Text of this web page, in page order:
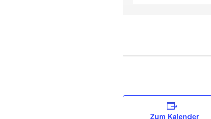
Zum Kalender